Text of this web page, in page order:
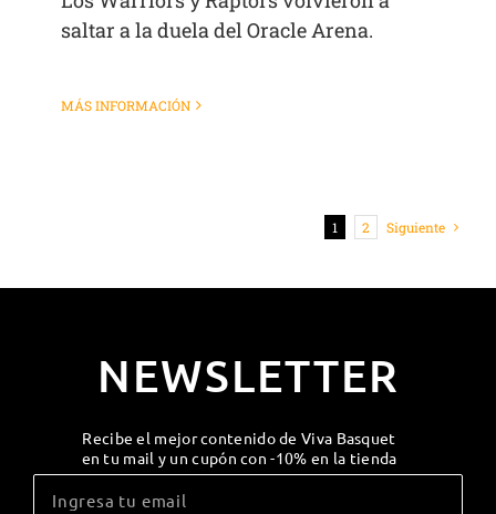
saltar a la duela del Oracle Arena.
MÁS INFORMACIÓN
1 2 Siguiente
NEWSLETTER
Recibe el mejor contenido de Viva Basquet
en tu mail y un cupón con -10% en la tienda